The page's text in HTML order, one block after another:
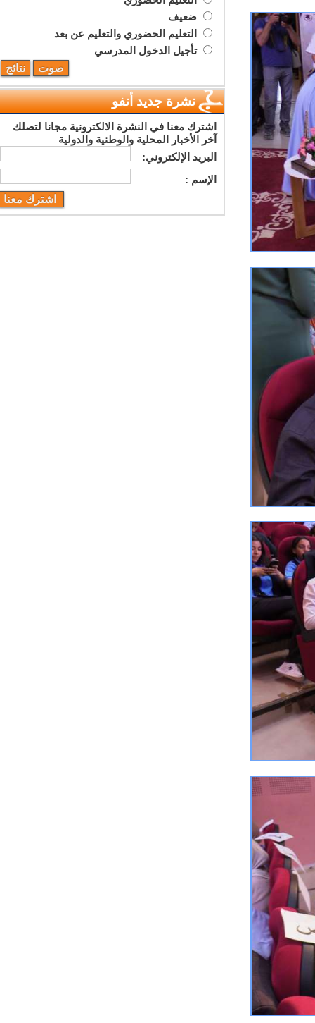
ضعيف
التعليم الحضوري والتعليم عن بعد
تأجيل الدخول المدرسي
نشرة جديد أنفو
اشترك معنا في النشرة الالكترونية مجانا لتصلك
آخر الأخبار المحلية والوطنية والدولية
البريد اﻹلكتروني:
اﻹسم :